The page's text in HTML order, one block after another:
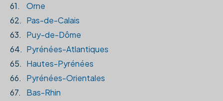
61.
Orne
62. Pas-de-Calais
63.
Puy-de-Dôme
64. Pyrénées-Atlantiques
65. Hautes-Pyrénées
66.
Pyrénées-Orientales
67.
Bas-Rhin